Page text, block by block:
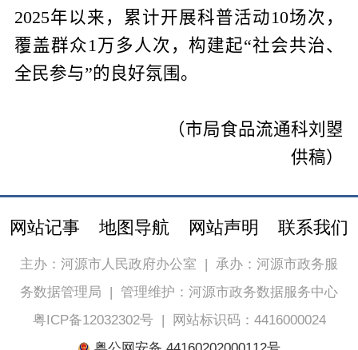
2025年以来，累计开展科普活动10场次，
覆盖群众1 万多人次，构建起“社会共治、
全民参与”的良好氛围。
（市局食品流通科刘曌
供稿）
网站记事 地图导航 网站声明 联系我们
主办：河源市人民政府办公室 | 承办：河源市政务服
务数据管理局 | 管理维护：河源市政务数据服务中心
粤ICP备12032302号|
网站标识码：4416000024